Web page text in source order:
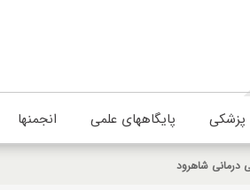
پزشکی پایگاههای علمی انجمنها
درمانی شاهرود